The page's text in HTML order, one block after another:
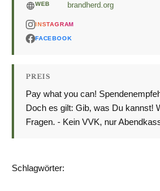
WEB brandherd.org
INSTAGRAM
FACEBOOK
PREIS
Pay what you can!
Doch es gilt: Gib, was Du kannst!
Fragen. - Kein VVK, nur
Schlagwörter: